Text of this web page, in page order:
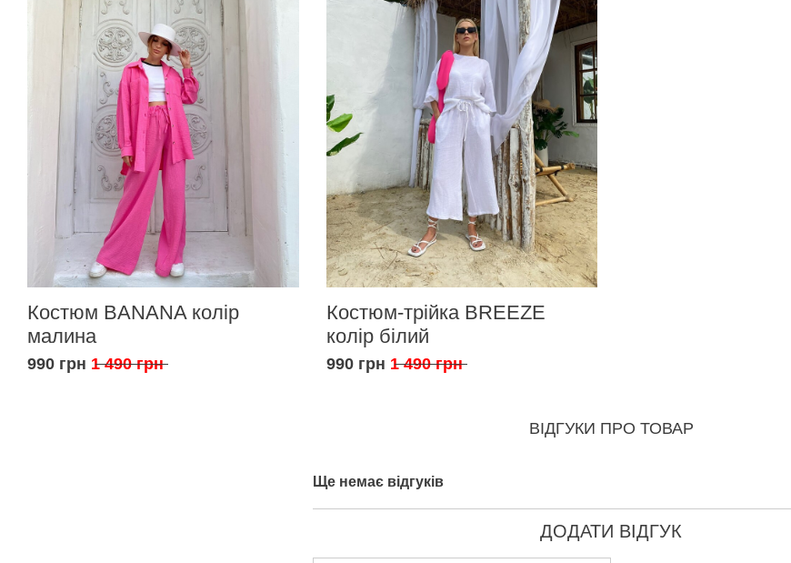
Костюм BANANA колір
малина
990 грн 1 490 грн
Костюм-трійка BREEZE
колір білий
990 грн 1 490 грн
ВІДГУКИ ПРО ТОВАР
Ще немає відгуків
ДОДАТИ ВІДГУК